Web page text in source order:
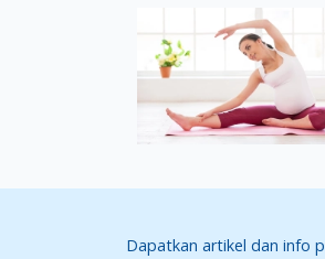
Dapatkan artikel dan info